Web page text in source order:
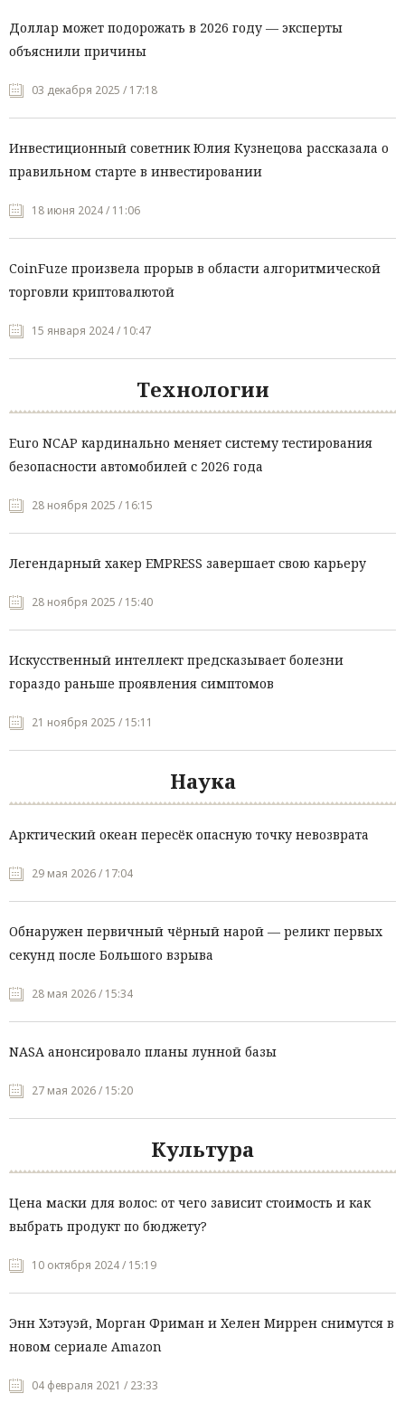
Доллар может подорожать в 2026 году — эксперты
объяснили причины
03 декабря 2025 / 17:18
Инвестиционный советник Юлия Кузнецова рассказала о
правильном старте в инвестировании
18 июня 2024 / 11:06
CoinFuze произвела прорыв в области алгоритмической
торговли криптовалютой
15 января 2024 / 10:47
Технологии
Euro NCAP кардинально меняет систему тестирования
безопасности автомобилей с 2026 года
28 ноября 2025 / 16:15
Легендарный хакер EMPRESS завершает свою карьеру
28 ноября 2025 / 15:40
Искусственный интеллект предсказывает болезни
гораздо раньше проявления симптомов
21 ноября 2025 / 15:11
Наука
Арктический океан пересёк опасную точку невозврата
29 мая 2026 / 17:04
Обнаружен первичный чёрный нарой — реликт первых
секунд после Большого взрыва
28 мая 2026 / 15:34
NASA анонсировало планы лунной базы
27 мая 2026 / 15:20
Культура
Цена маски для волос: от чего зависит стоимость и как
выбрать продукт по бюджету?
10 октября 2024 / 15:19
Энн Хэтэуэй, Морган Фриман и Хелен Миррен снимутся в
новом сериале Amazon
04 февраля 2021 / 23:33